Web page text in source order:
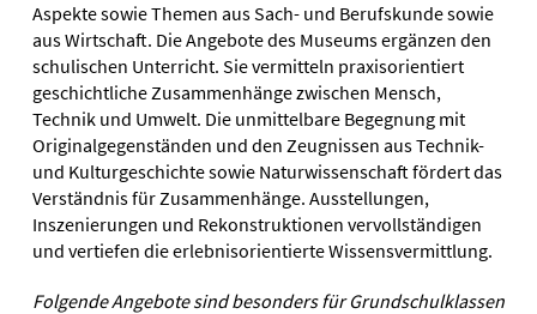
Aspekte sowie Themen aus Sach- und Berufskunde sowie
aus Wirtschaft. Die Angebote des Museums ergänzen den
schulischen Unterricht. Sie vermitteln praxisorientiert
geschichtliche Zusammenhänge zwischen Mensch,
Technik und Umwelt. Die unmittelbare Begegnung mit
Originalgegenständen und den Zeugnissen aus Technik-
und Kulturgeschichte sowie Naturwissenschaft fördert das
Verständnis für Zusammenhänge. Ausstellungen,
Inszenierungen und Rekonstruktionen vervollständigen
und vertiefen die erlebnisorientierte Wissensvermittlung.
Folgende Angebote sind besonders für Grundschulklassen